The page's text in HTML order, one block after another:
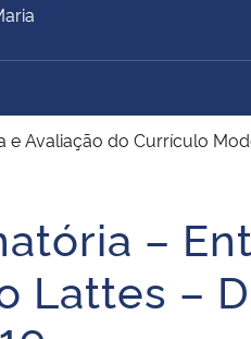
União
Banco Central do Brasil
e Avaliação do Currículo
–
Lattes –